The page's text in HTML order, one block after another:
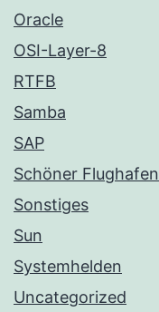
Oracle
OSI-Layer-8
RTFB
Samba
SAP
Schöner Flughafen
Sonstiges
Sun
Systemhelden
Uncategorized